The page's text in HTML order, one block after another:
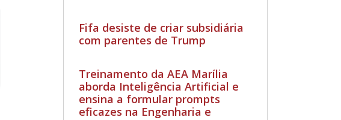
Fifa desiste de criar subsidiária
com parentes de Trump
Treinamento da AEA Marília
aborda Inteligência Artificial e
ensina a formular prompts
eficazes na Engenharia e